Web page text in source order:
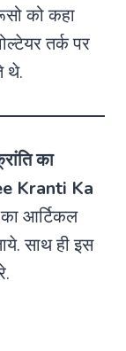
को कहा
तर्क पर
थे.
का
Kranti Ka
का आर्टिकल
साथ ही इस